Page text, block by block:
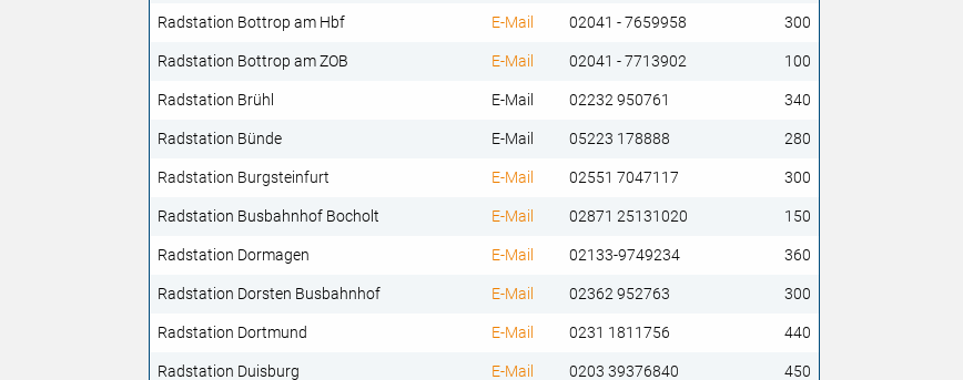
Radstation Bottrop am Hbf E-Mail 02041 - 7659958 300
Radstation Bottrop am ZOB E-Mail 02041 - 7713902 100
Radstation Brühl E-Mail 02232 950761 340
Radstation Bünde E-Mail 05223 178888 280
Radstation Burgsteinfurt E-Mail 02551 7047117 300
Radstation Busbahnhof Bocholt E-Mail 02871 25131020 150
Radstation Dormagen E-Mail 02133-9749234 360
Radstation Dorsten Busbahnhof E-Mail 02362 952763 300
Radstation Dortmund E-Mail 0231 1811756 440
Radstation Duisburg E-Mail 0203 39376840 450